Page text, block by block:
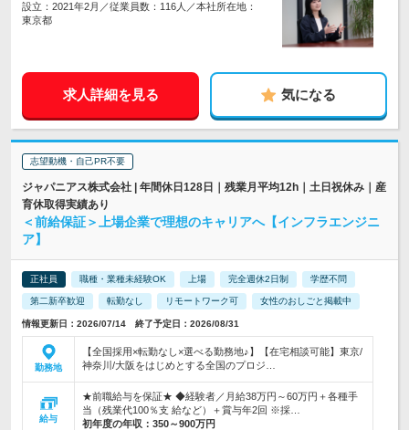
設立：2021年2月／従業員数：116人／本社所在地：
東京都
求人詳細を見る 気になる
志望動機・自己PR不要
ジャパニアス株式会社 | 年間休日128日｜残業月平均12h｜土日祝休み｜産
育休取得実績あり
＜前給保証＞上場企業で理想のキャリアへ【インフラエンジニ
ア】
正社員 職種・業種未経験OK 上場 完全週休2日制 学歴不問
第二新卒歓迎 転勤なし リモートワーク可 女性のおしごと掲載中
情報更新日：2026/07/14 終了予定日：2026/08/31
勤務地
【全国採用×転勤なし×選べる勤務地♪】【在宅相談可能】東京/
神奈川/大阪をはじめとする全国のプロジ…
給与
★前職給与を保証★ ◆経験者／月給38万円～60万円＋各種手
当（残業代100％支 給など）＋賞与年2回 ※採…
初年度の年収： 350～900万円